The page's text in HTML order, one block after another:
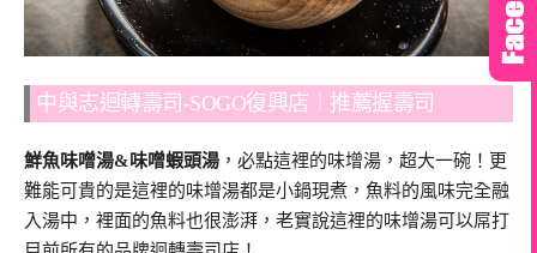
中與志迴轉壽司-SOGO復興店｜推薦握壽司
鮮魚味噌湯&味噌蝦頭湯 ，必點這裡的味增湯，超大一碗！更
難能可貴的是這裡的味增湯都是小鍋現煮，魚料的風味完全融
入湯中，裡面的魚料也很澎湃，老實說這裡的味增湯可以屌打